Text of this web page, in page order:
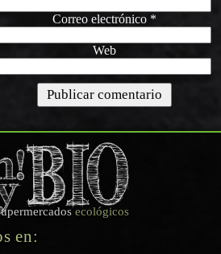
Correo electrónico *
Web
ecológicos
en: